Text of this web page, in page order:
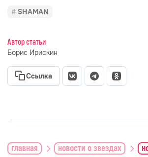
SHAMAN
Автор статьи
Борис Ирискин
Ссылка
главная новости о звездах